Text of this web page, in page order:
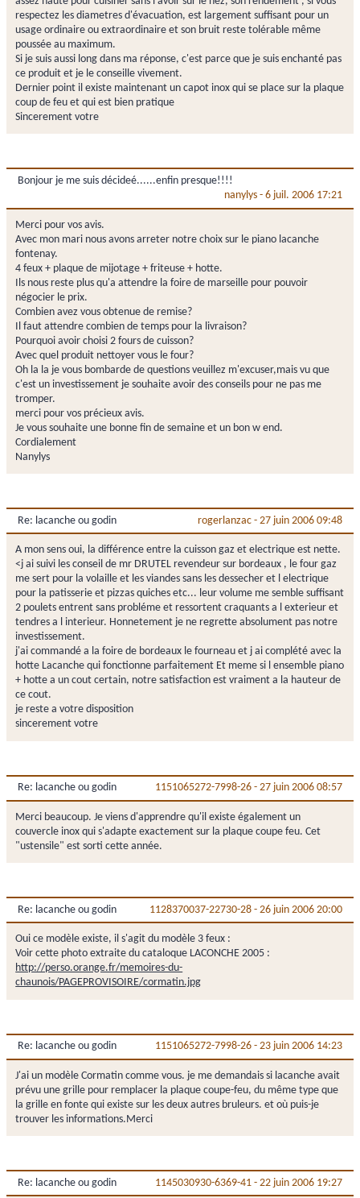
respectez les diametres d'évacuation, est largement suffisant pour un
usage ordinaire ou extraordinaire et son bruit reste tolérable même
poussée au maximum.
Si je suis aussi long dans ma réponse, c'est parce que je suis enchanté pas
ce produit et je le conseille vivement.
Dernier point il existe maintenant un capot inox qui se place sur la plaque
coup de feu et qui est bien pratique
Sincerement votre
Bonjour je me suis décideé......enfin presque!!!!
nanylys - 6 juil. 2006 17:21
Merci pour vos avis.
Avec mon mari nous avons arreter notre choix sur le piano lacanche
fontenay.
4 feux + plaque de mijotage + friteuse + hotte.
Ils nous reste plus qu'a attendre la foire de marseille pour pouvoir
négocier le prix.
Combien avez vous obtenue de remise?
Il faut attendre combien de temps pour la livraison?
Pourquoi avoir choisi 2 fours de cuisson?
Avec quel produit nettoyer vous le four?
Oh la la je vous bombarde de questions veuillez m'excuser,mais vu que
c'est un investissement je souhaite avoir des conseils pour ne pas me
tromper.
merci pour vos précieux avis.
Je vous souhaite une bonne fin de semaine et un bon w end.
Cordialement
Nanylys
Re: lacanche ou godin rogerlanzac - 27 juin 2006 09:48
A mon sens oui, la différence entre la cuisson gaz et electrique est nette.
<j ai suivi les conseil de mr DRUTEL revendeur sur bordeaux , le four gaz
me sert pour la volaille et les viandes sans les dessecher et l electrique
pour la patisserie et pizzas quiches etc... leur volume me semble suffisant
2 poulets entrent sans probléme et ressortent craquants a l exterieur et
tendres a l interieur. Honnetement je ne regrette absolument pas notre
investissement.
j'ai commandé a la foire de bordeaux le fourneau et j ai complété avec la
hotte Lacanche qui fonctionne parfaitement Et meme si l ensemble piano
+ hotte a un cout certain, notre satisfaction est vraiment a la hauteur de
ce cout.
je reste a votre disposition
sincerement votre
Re: lacanche ou godin 1151065272-7998-26 - 27 juin 2006 08:57
Merci beaucoup. Je viens d'apprendre qu'il existe également un
couvercle inox qui s'adapte exactement sur la plaque coupe feu. Cet
"ustensile" est sorti cette année.
Re: lacanche ou godin 1128370037-22730-28 - 26 juin 2006 20:00
Oui ce modèle existe, il s'agit du modèle 3 feux :
Voir cette photo extraite du cataloque LACONCHE 2005 :
http://perso.orange.fr/memoires-du-
chaunois/PAGEPROVISOIRE/cormatin.jpg
Re: lacanche ou godin 1151065272-7998-26 - 23 juin 2006 14:23
J'ai un modèle Cormatin comme vous. je me demandais si lacanche avait
prévu une grille pour remplacer la plaque coupe-feu, du même type que
la grille en fonte qui existe sur les deux autres bruleurs. et où puis-je
trouver les informations.Merci
Re: lacanche ou godin 1145030930-6369-41 - 22 juin 2006 19:27